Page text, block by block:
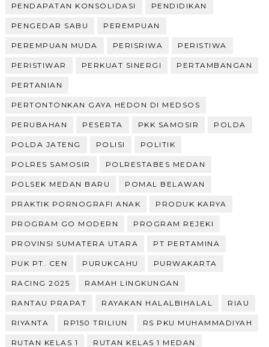
PENDAPATAN KONSOLIDASI PENDIDIKAN
PENGEDAR SABU PEREMPUAN
PEREMPUAN MUDA PERISRIWA PERISTIWA
PERISTIWAR PERKUAT SINERGI PERTAMBANGAN
PERTANIAN
PERTONTONKAN GAYA HEDON DI MEDSOS
PERUBAHAN PESERTA PKK SAMOSIR POLDA
POLDA JATENG POLISI POLITIK
POLRES SAMOSIR POLRESTABES MEDAN
POLSEK MEDAN BARU POMAL BELAWAN
PRAKTIK PORNOGRAFI ANAK PRODUK KARYA
PROGRAM GO MODERN PROGRAM REJEKI
PROVINSI SUMATERA UTARA PT PERTAMINA
PUK PT. CEN PURUKCAHU PURWAKARTA
RACING 2025 RAMAH LINGKUNGAN
RANTAU PRAPAT RAYAKAN HALALBIHALAL RIAU
RIYANTA RP150 TRILIUN RS PKU MUHAMMADIYAH
RUTAN KELAS 1 RUTAN KELAS 1 MEDAN